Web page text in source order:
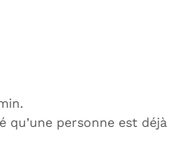
personne est déjà